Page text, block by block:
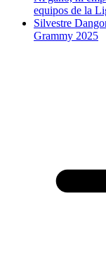
equipos de la
Silvestre
Grammy 2025